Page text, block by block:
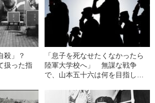
殺」？
扱った指
「息子を死なせたくなかったら
陸軍大学校へ」 無謀な戦争
で、山本五十六は何を目指した